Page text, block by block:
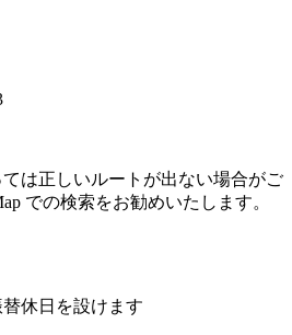
は正しいルートが出ない場合がご
での検索をお勧めいたします。
休日を設けます